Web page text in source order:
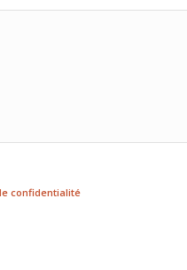
confidentialité